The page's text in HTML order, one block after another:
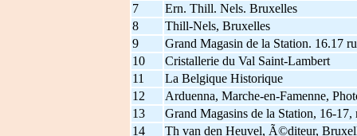
7
Ern. Thill. Nels. Bruxelles
8
Thill-Nels, Bruxelles
9
Grand Magasin de la Station. 16.17
10
Cristallerie du Val Saint-Lambert
11
La Belgique Historique
12
Arduenna, Marche-en-Famenne,
13
Grand Magasins de la Station, 16-
14
Th van den Heuvel, Ã©diteur,